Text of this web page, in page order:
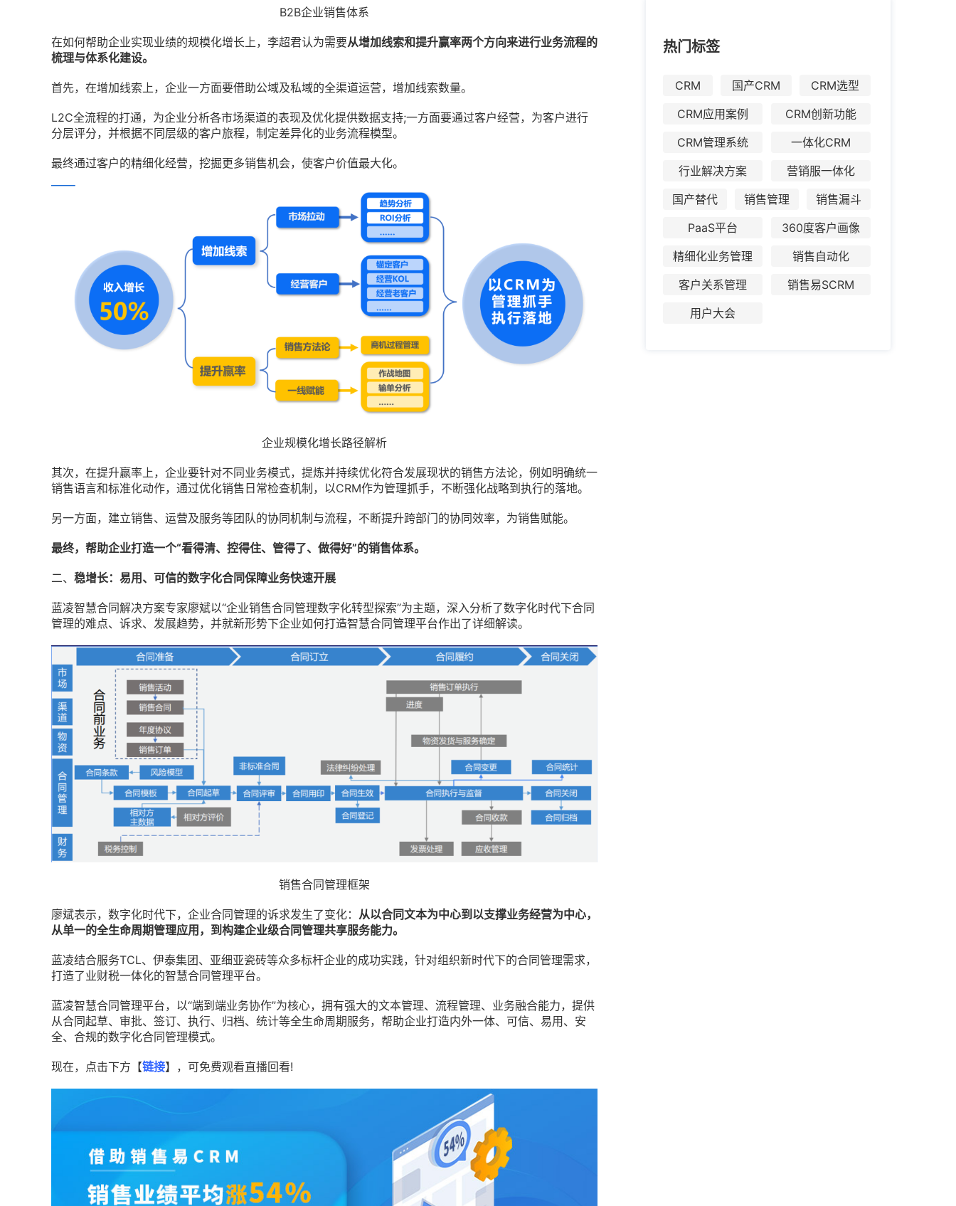
B2B企业销售体系
在如何帮助企业实现业绩的规模化增长上，李超君认为需要从增加线索和提升赢率两个方向来进行业务流程的
梳理与体系化建设。
首先，在增加线索上，企业一方面要借助公域及私域的全渠道运营，增加线索数量。
L2C全流程的打通，为企业分析各市场渠道的表现及优化提供数据支持;一方面要通过客户经营，为客户进行
分层评分，并根据不同层级的客户旅程，制定差异化的业务流程模型。
最终通过客户的精细化经营，挖掘更多销售机会，使客户价值最大化。
企业规模化增长路径解析
其次，在提升赢率上，企业要针对不同业务模式，提炼并持续优化符合发展现状的销售方法论，例如明确统一
销售语言和标准化动作，通过优化销售日常检查机制，以CRM作为管理抓手，不断强化战略到执行的落地。
另一方面，建立销售、运营及服务等团队的协同机制与流程，不断提升跨部门的协同效率，为销售赋能。
最终，帮助企业打造一个“看得清、控得住、管得了、做得好”的销售体系。
二、 稳增长：易用、可信的数字化合同保障业务快速开展
蓝凌智慧合同解决方案专家廖斌以“企业销售合同管理数字化转型探索”为主题，深入分析了数字化时代下合同
管理的难点、诉求、发展趋势，并就新形势下企业如何打造智慧合同管理平台作出了详细解读。
销售合同管理框架
廖斌表示，数字化时代下，企业合同管理的诉求发生了变化： 从以合同文本为中心到以支撑业务经营为中心，
从单一的全生命周期管理应用，到构建企业级合同管理共享服务能力。
蓝凌结合服务TCL、伊泰集团、亚细亚瓷砖等众多标杆企业的成功实践，针对组织新时代下的合同管理需求，
打造了业财税一体化的智慧合同管理平台。
蓝凌智慧合同管理平台，以“端到端业务协作”为核心，拥有强大的文本管理、流程管理、业务融合能力，提供
从合同起草、审批、签订、执行、归档、统计等全生命周期服务，帮助企业打造内外一体、可信、易用、安
全、合规的数字化合同管理模式。
现在，点击下方【链接】，可免费观看直播回看!
热门标签
CRM 国产CRM
CRM选型
CRM应用案例
CRM创新功能
CRM管理系统
一体化CRM
行业解决方案
营销服一体化
国产替代
销售管理
销售漏斗
PaaS平台
360度客户画像
精细化业务管理
销售自动化
客户关系管理
销售易SCRM
用户大会